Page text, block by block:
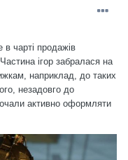
в чарті продажів
ігор забралася на
наприклад, до таких
незадовго до
активно оформляти